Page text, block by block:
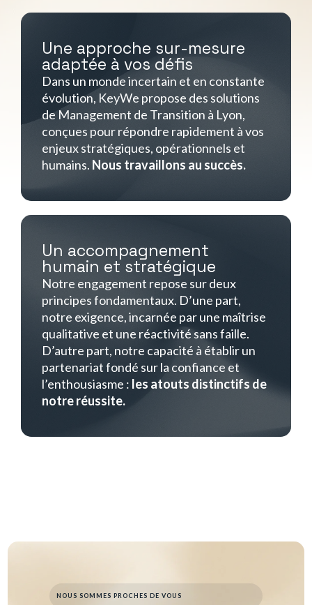
Une approche sur-mesure
adaptée à vos défis
Dans un monde incertain et en constante
évolution, KeyWe propose des solutions
de Management de Transition à Lyon,
conçues pour répondre rapidement à vos
enjeux stratégiques, opérationnels et
humains. Nous travaillons au succès.
Un accompagnement
humain et stratégique
Notre engagement repose sur deux
principes fondamentaux. D’une part,
notre exigence, incarnée par une maîtrise
qualitative et une réactivité sans faille.
D’autre part, notre capacité à établir un
partenariat fondé sur la confiance et
l’enthousiasme : les atouts distinctifs de
notre réussite.
NOUS SOMMES PROCHES DE VOUS